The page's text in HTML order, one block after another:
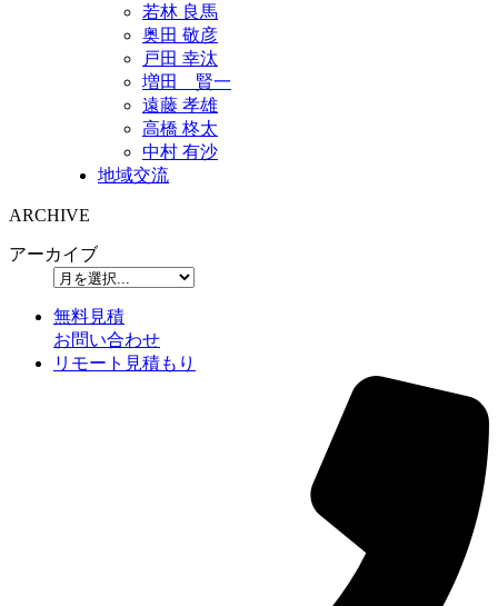
若林 良馬
奥田 敬彦
戸田 幸汰
増田 賢一
遠藤 孝雄
高橋 柊太
中村 有沙
地域交流
ARCHIVE
アーカイブ
無料見積
お問い合わせ
リモート見積もり